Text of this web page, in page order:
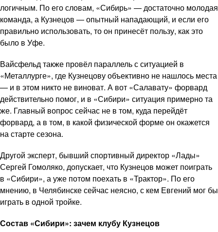
логичным. По его словам, «Сибирь» — достаточно молодая
команда, а Кузнецов — опытный нападающий, и если его
правильно использовать, то он принесёт пользу, как это
было в Уфе.
Вайсфельд также провёл параллель с ситуацией в
«Металлурге», где Кузнецову объективно не нашлось места
— и в этом никто не виноват. А вот «Салавату» форвард
действительно помог, и в «Сибири» ситуация примерно та
же. Главный вопрос сейчас не в том, куда перейдёт
форвард, а в том, в какой физической форме он окажется
на старте сезона.
Другой эксперт, бывший спортивный директор «Лады»
Сергей Гомоляко, допускает, что Кузнецов может поиграть
в «Сибири», а уже потом поехать в «Трактор». По его
мнению, в Челябинске сейчас неясно, с кем Евгений мог бы
играть в одной тройке.
Состав «Сибири»: зачем клубу Кузнецов